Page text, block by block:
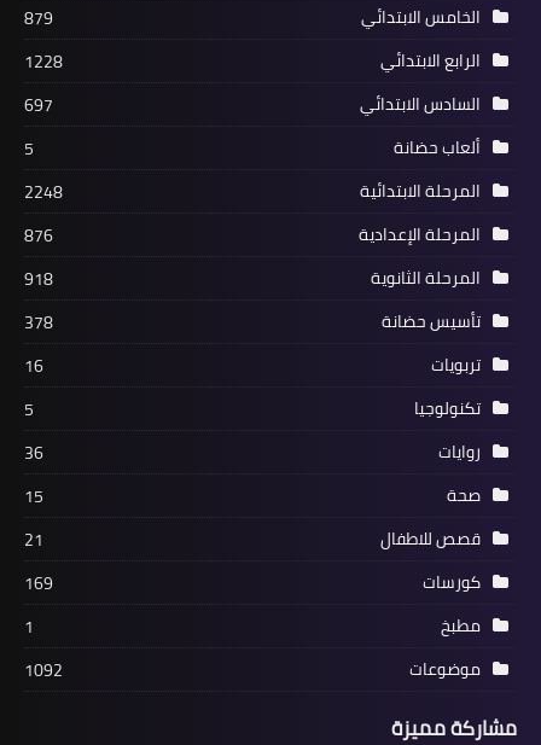
الخامس الابتدائي
879
الرابع الابتدائي
1228
السادس الابتدائي
697
ألعاب حضانة
5
المرحلة الابتدائية
2248
المرحلة الإعدادية
876
المرحلة الثانوية
918
تأسيس حضانة
378
تربويات
16
تكنولوجيا
5
روايات
36
صحة
15
قصص للاطفال
21
كورسات
169
مطبخ
1
موضوعات
1092
مشاركة مميزة